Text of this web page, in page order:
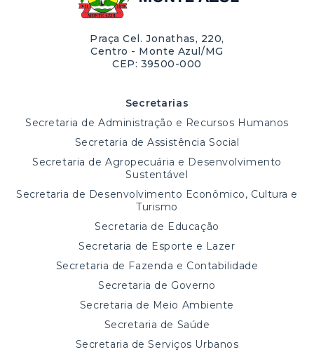
Praça Cel. Jonathas, 220,
Centro - Monte Azul/MG
CEP: 39500-000
Secretarias
Secretaria de Administração e Recursos Humanos
Secretaria de Assistência Social
Secretaria de Agropecuária e Desenvolvimento
Sustentável
Secretaria de Desenvolvimento Econômico, Cultura e
Turismo
Secretaria de Educação
Secretaria de Esporte e Lazer
Secretaria de Fazenda e Contabilidade
Secretaria de Governo
Secretaria de Meio Ambiente
Secretaria de Saúde
Secretaria de Serviços Urbanos